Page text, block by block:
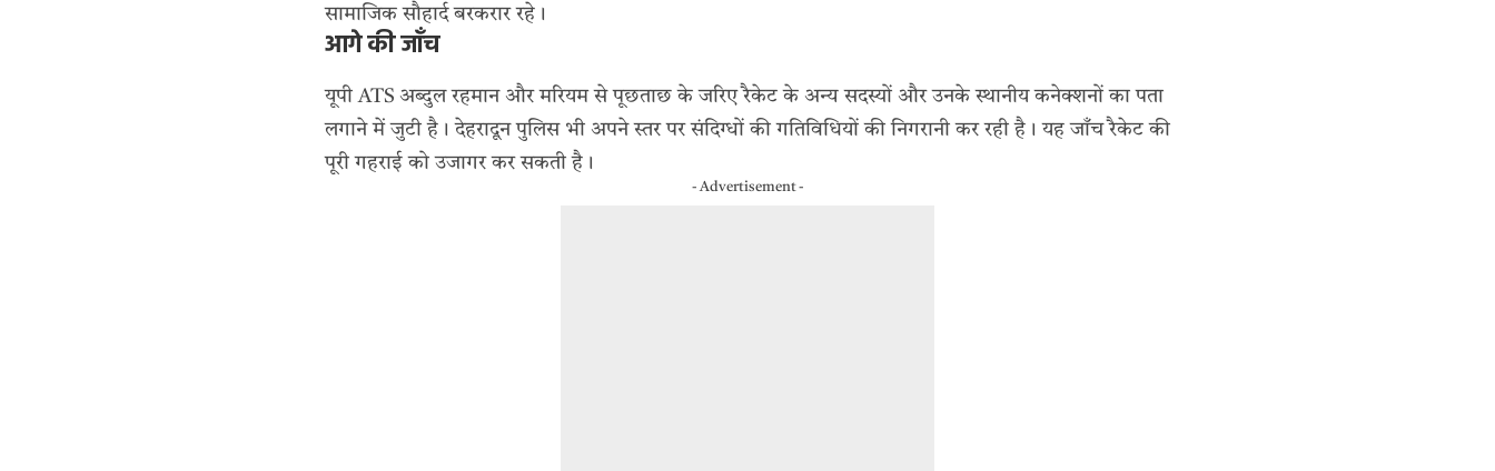
सामाजिक सौहार्द बरकरार रहे।
आगे की जाँच
यूपी ATS अब्दुल रहमान और मरियम से पूछताछ के जरिए रैकेट के अन्य सदस्यों और उनके स्थानीय कनेक्शनों का पता
लगाने में जुटी है। देहरादून पुलिस भी अपने स्तर पर संदिग्धों की गतिविधियों की निगरानी कर रही है। यह जाँच रैकेट की
पूरी गहराई को उजागर कर सकती है।
- Advertisement -